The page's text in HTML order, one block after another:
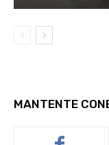
MANTENTE